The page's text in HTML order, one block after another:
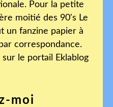
Pour la petite
moitié des 90's Le
un fanzine papier à
correspondance.
sur le portail Eklablog
moi